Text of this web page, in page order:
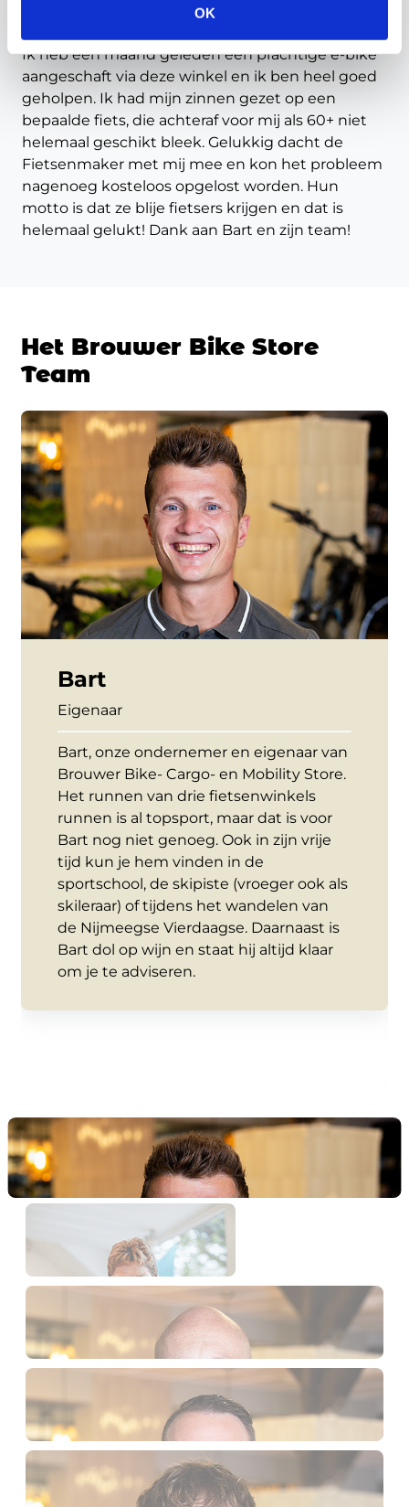
OK
Ik heb een maand geleden een prachtige e-bike
aangeschaft via deze winkel en ik ben heel goed
geholpen. Ik had mijn zinnen gezet op een
bepaalde fiets, die achteraf voor mij als 60+ niet
helemaal geschikt bleek. Gelukkig dacht de
Fietsenmaker met mij mee en kon het probleem
nagenoeg kosteloos opgelost worden. Hun
motto is dat ze blije fietsers krijgen en dat is
helemaal gelukt! Dank aan Bart en zijn team!
Het Brouwer Bike Store
Team
Bart
Eigenaar
Bart, onze ondernemer en eigenaar van
Brouwer Bike- Cargo- en Mobility Store.
Het runnen van drie fietsenwinkels
runnen is al topsport, maar dat is voor
Bart nog niet genoeg. Ook in zijn vrije
tijd kun je hem vinden in de
sportschool, de skipiste (vroeger ook als
skileraar) of tijdens het wandelen van
de Nijmeegse Vierdaagse. Daarnaast is
Bart dol op wijn en staat hij altijd klaar
om je te adviseren.